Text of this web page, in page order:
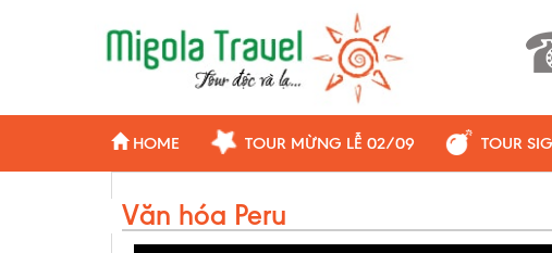
HOME TOUR MỪNG LỄ 02/09 TOUR
Văn hóa Peru